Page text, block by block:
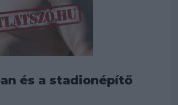
és a stadionépítő